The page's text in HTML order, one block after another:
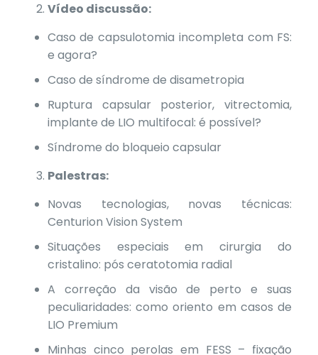
Vídeo discussão:
Caso de capsulotomia incompleta com FS:
e agora?
Caso de síndrome de disametropia
Ruptura capsular posterior, vitrectomia,
implante de LIO multifocal: é possível?
Síndrome do bloqueio capsular
Palestras:
Novas tecnologias, novas técnicas:
Centurion Vision System
Situações especiais em cirurgia do
cristalino: pós ceratotomia radial
A correção da visão de perto e suas
peculiaridades: como oriento em casos de
LIO Premium
Minhas cinco perolas em FESS – fixação